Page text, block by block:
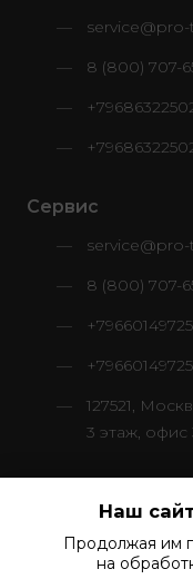
8 (800) 707-
Сервис
8 (800) 707-
+79660149725
+79660149725
127521,
3 этаж, офис
© 2024–2026 ООО
Наш
Продолжая им
на